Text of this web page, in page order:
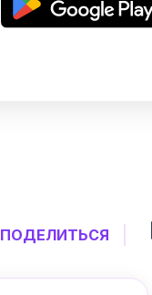
ПОДЕЛИТЬСЯ